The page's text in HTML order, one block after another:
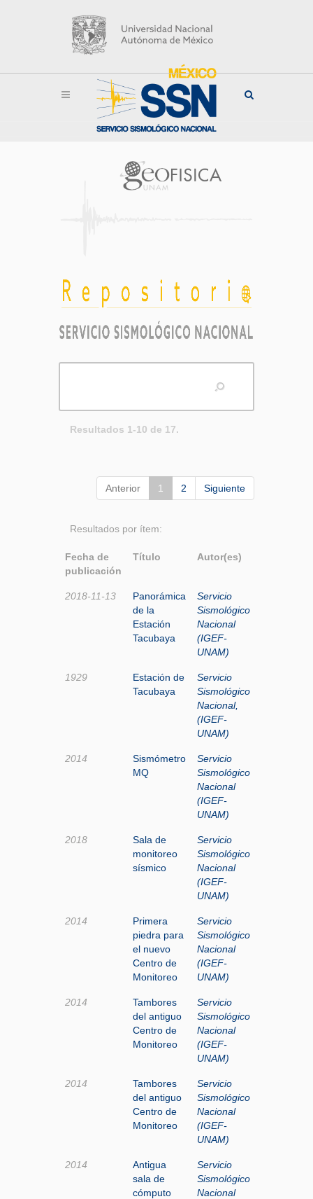
Resultados 1-10 de 17.
Anterior 1 2 Siguiente
Resultados por ítem:
Fecha de
publicación
Título Autor(es)
2018-11-13
Panorámica
de la
Estación
Tacubaya
Servicio
Sismológico
Nacional
(IGEF-
UNAM)
1929
Estación de
Tacubaya
Servicio
Sismológico
Nacional,
(IGEF-
UNAM)
2014
Sismómetro
MQ
Servicio
Sismológico
Nacional
(IGEF-
UNAM)
2018
Sala de
monitoreo
sísmico
Servicio
Sismológico
Nacional
(IGEF-
UNAM)
2014
Primera
piedra para
el nuevo
Centro de
Monitoreo
Servicio
Sismológico
Nacional
(IGEF-
UNAM)
2014
Tambores
del antiguo
Centro de
Monitoreo
Servicio
Sismológico
Nacional
(IGEF-
UNAM)
2014
Tambores
del antiguo
Centro de
Monitoreo
Servicio
Sismológico
Nacional
(IGEF-
UNAM)
2014
Antigua
sala de
cómputo
Servicio
Sismológico
Nacional